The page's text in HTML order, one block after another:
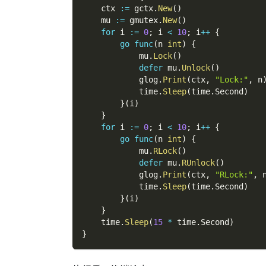
    ctx
:= gctx. New( )
    mu
:= gmutex. New( )
for i := 0; i < 10; i++ {
go func(n int)
{
            mu
. Lock( )
defer mu. Unlock( )
            glog
. Print (ctx, "Lock:" , n)
            time
. Sleep(time. Second )
} (i )
}
for i := 0; i < 10; i++ {
go func(n int)
{
            mu
. RLock( )
defer mu. RUnlock( )
            glog
. Print (ctx, "RLock:" ,
            time
. Sleep(time. Second )
} (i )
}
    time
. Sleep(15 * time. Second )
}